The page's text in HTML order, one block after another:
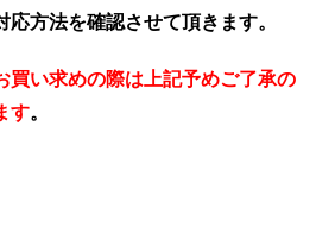
応方法を確認させて頂きます。
買い求めの際は上記予めご了承の
す。